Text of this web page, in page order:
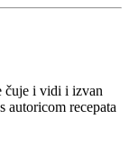
čuje i vidi i izvan
autoricom recepata